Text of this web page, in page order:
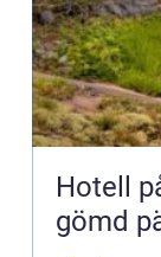
Hotell
gömd